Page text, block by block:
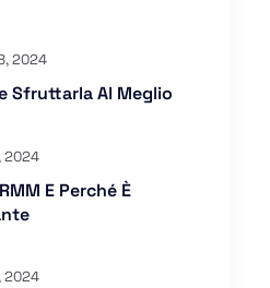
2024
Sfruttarla Al Meglio
2024
E Perché È
2024